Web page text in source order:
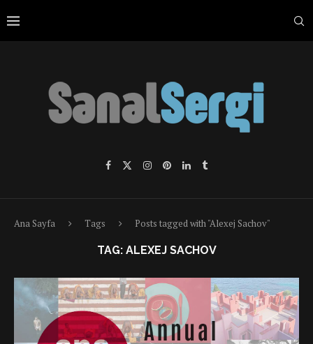
Ana Sayfa Tags Posts tagged with "Alexej Sachov"
TAG: ALEXEJ SACHOV